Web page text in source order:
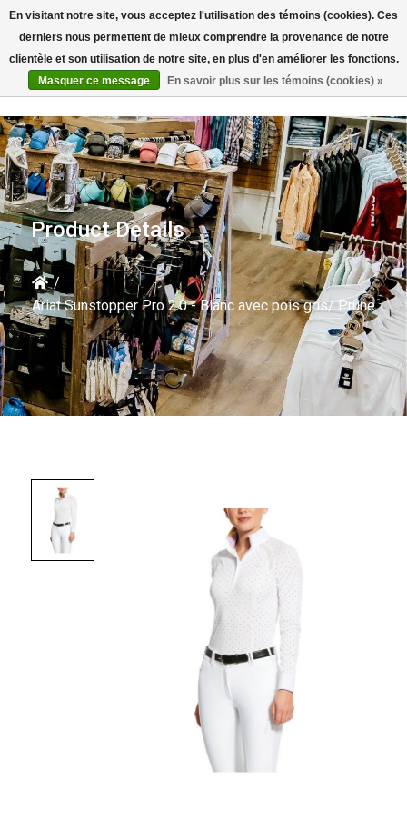
Rechercher
Product Details
/
Ariat Sunstopper Pro 2.0 - Blanc avec pois gris/ Prune
En visitant notre site, vous acceptez l'utilisation des témoins (cookies). Ces
derniers nous permettent de mieux comprendre la provenance de notre
clientèle et son utilisation de notre site, en plus d'en améliorer les fonctions.
Masquer ce message
En savoir plus sur les témoins (cookies) »